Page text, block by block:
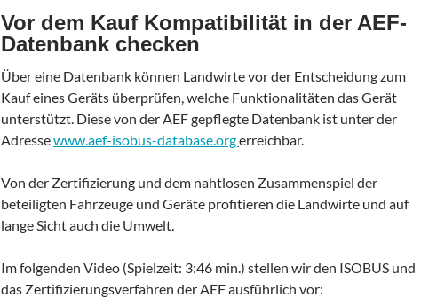
Vor dem Kauf Kompatibilität in der AEF-
Datenbank checken
Über eine Datenbank können Landwirte vor der Entscheidung zum
Kauf eines Geräts überprüfen, welche Funktionalitäten das Gerät
unterstützt. Diese von der AEF gepflegte Datenbank ist unter der
Adressewww.aef-isobus-database.orgerreichbar.
Von der Zertifizierung und dem nahtlosen Zusammenspiel der
beteiligten Fahrzeuge und Geräte profitieren die Landwirte und auf
lange Sicht auch die Umwelt.
Im folgenden Video (Spielzeit: 3:46 min.) stellen wir den ISOBUS und
das Zertifizierungsverfahren der AEF ausführlich vor: